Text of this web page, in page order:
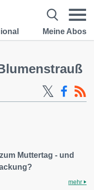
Meine Abos
Muttertag - und
mehr